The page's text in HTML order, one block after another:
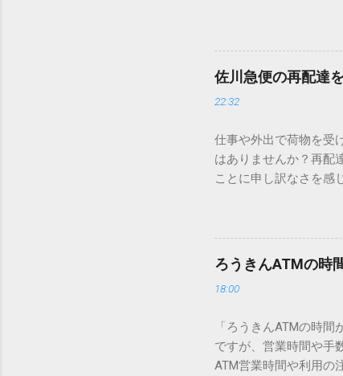
ードを打ち込むだけ
この方法をマスターす
が出てこないのか？
認識する仕組みにあり
準」「第2水準」とい
「Unicode（ユニコー
所」のような番号が割
び出すことができるの
できます。 具体的な
角」にする（※重要）
力した数字が、一瞬で
佐川急便の再配達
22:32
仕事や外出で荷物を受
はありませんか？再配
ことに申し訳なさを感
ビス「スマートクラ
なります。この記事で
す。 佐川急便の再配
会員サービス「スマ
す。 以前はウェブサ
じめ配達時間を変更
本国内で最も利用され
します。 1. トーク画
ろうきんATMの時
18:00
「ろうきんATMの時
ですが、営業時間や手
ATM営業時間や利用の